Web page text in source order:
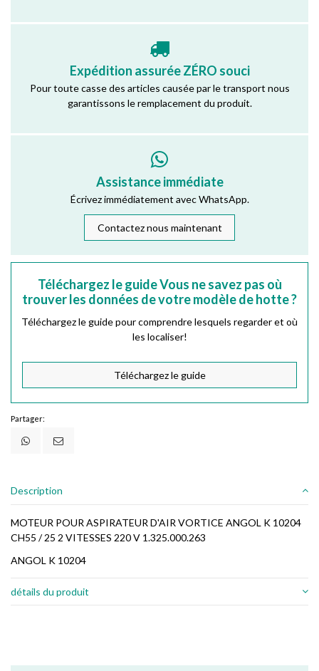
Expédition assurée ZÉRO souci
Pour toute casse des articles causée par le transport nous
garantissons le remplacement du produit.
Assistance immédiate
Écrivez immédiatement avec WhatsApp.
Contactez nous maintenant
Téléchargez le guide Vous ne savez pas où
trouver les données de votre modèle de hotte ?
Téléchargez le guide pour comprendre lesquels regarder et où
les localiser!
Téléchargez le guide
Partager:
Description
MOTEUR POUR ASPIRATEUR D'AIR VORTICE ANGOL K 10204
CH55 / 25 2 VITESSES 220 V 1.325.000.263
ANGOL K 10204
détails du produit